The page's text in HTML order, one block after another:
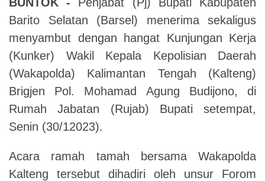
Barito Selatan (Barsel) menerima sekaligus
menyambut dengan hangat Kunjungan Kerja
(Kunker) Wakil Kepala Kepolisian Daerah
(Wakapolda) Kalimantan Tengah (Kalteng)
Brigjen Pol. Mohamad Agung Budijono, di
Rumah Jabatan (Rujab) Bupati setempat,
Senin (30/12023).
Acara ramah tamah bersama Wakapolda
Kalteng tersebut dihadiri oleh unsur Forom